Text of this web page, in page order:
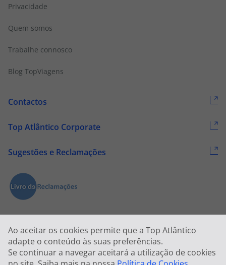
Ao aceitar os cookies permite que a Top Atlântico
adapte o conteúdo às suas preferências.
Se continuar a navegar aceitará a utilização de cookies
Politica Sistema de Gestão Integrado
Privacidade
Quem somos
Trabalhe connosco
Contactos
Top Atlântico Corporate
Sugestões e Reclamações